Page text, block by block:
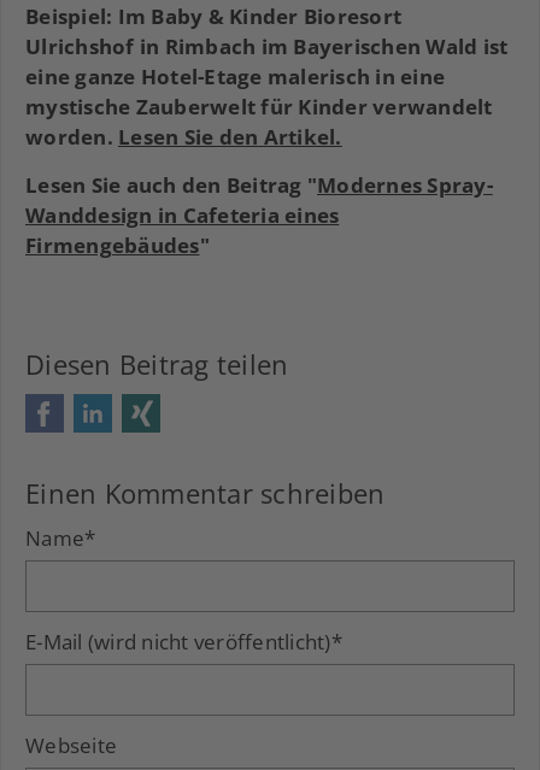
Beispiel: Im Baby & Kinder Bioresort
Ulrichshof in Rimbach im Bayerischen Wald ist
eine ganze Hotel-Etage malerisch in eine
mystische Zauberwelt für Kinder verwandelt
worden. Lesen Sie den Artikel.
Lesen Sie auch den Beitrag "Modernes Spray-
Wanddesign in Cafeteria eines
Firmengebäudes"
Diesen Beitrag teilen
FacebookLinkedIn
Einen Kommentar schreiben
Name*
E-Mail (wird nicht veröffentlicht)*
Webseite